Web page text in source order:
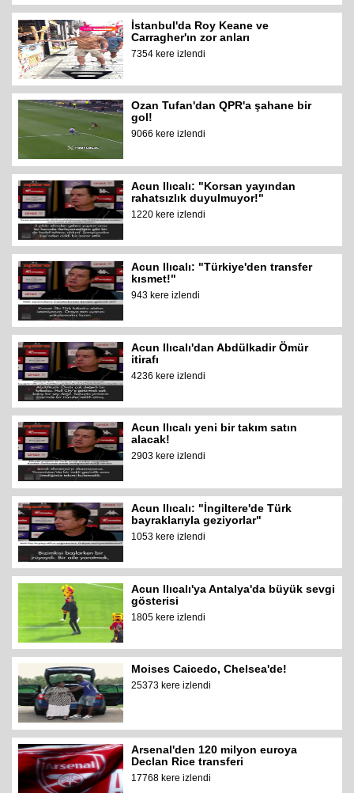
İstanbul'da Roy Keane ve
Carragher'ın zor anları
7354 kere izlendi
Ozan Tufan'dan QPR'a şahane bir
gol!
9066 kere izlendi
Acun Ilıcalı: "Korsan yayından
rahatsızlık duyulmuyor!"
1220 kere izlendi
Acun Ilıcalı: "Türkiye'den transfer
kısmet!"
943 kere izlendi
Acun Ilıcalı'dan Abdülkadir Ömür
itirafı
4236 kere izlendi
Acun Ilıcalı yeni bir takım satın
alacak!
2903 kere izlendi
Acun Ilıcalı: "İngiltere'de Türk
bayraklarıyla geziyorlar"
1053 kere izlendi
Acun Ilıcalı'ya Antalya'da büyük sevgi
gösterisi
1805 kere izlendi
Moises Caicedo, Chelsea'de!
25373 kere izlendi
Arsenal'den 120 milyon euroya
Declan Rice transferi
17768 kere izlendi